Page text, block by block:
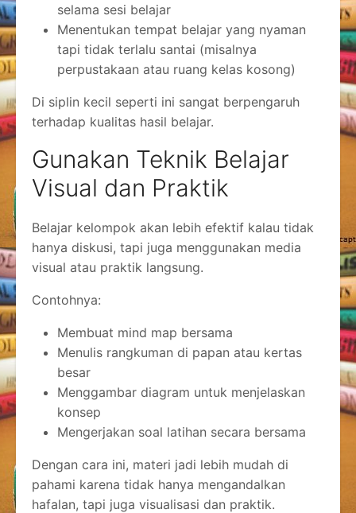
selama sesi belajar
Menentukan tempat belajar yang nyaman
tapi tidak terlalu santai (misalnya
perpustakaan atau ruang kelas kosong)
Di siplin kecil seperti ini sangat berpengaruh
terhadap kualitas hasil belajar.
Gunakan Teknik Belajar
Visual dan Praktik
Belajar kelompok akan lebih efektif kalau tidak
hanya diskusi, tapi juga menggunakan media
visual atau praktik langsung.
Contohnya:
Membuat mind map bersama
Menulis rangkuman di papan atau kertas
besar
Menggambar diagram untuk menjelaskan
konsep
Mengerjakan soal latihan secara bersama
Dengan cara ini, materi jadi lebih mudah di
pahami karena tidak hanya mengandalkan
hafalan, tapi juga visualisasi dan praktik.